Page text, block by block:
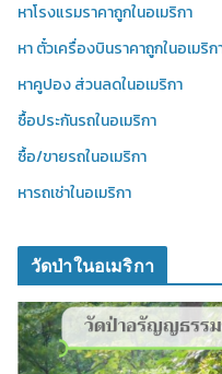
หาโรงแรมราคาถูกในอเมริกา
หา ตั๋วเครื่องบินราคาถูกในอเมริก
หาคูปอง ส่วนลดในอเมริกา
ซื้อประกันรถในอเมริกา
ซื้อ/ขายรถในอเมริกา
หารถเช่าในอเมริกา
วัดป่าในอเมริกา